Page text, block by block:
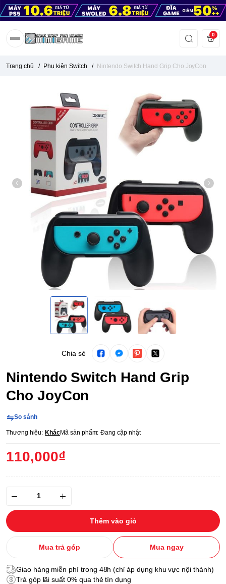
0
Trang chủ / Phụ kiện Switch / Nintendo Switch Hand Grip Cho JoyCon
Chia sẻ
Nintendo Switch Hand Grip
Cho JoyCon
So sánh
Thương hiệu: KhácMã sản phẩm: Đang cập nhật
110,000₫
Thêm vào giỏ
Mua trả góp Mua ngay
Giao hàng miễn phí trong 48h (chỉ áp dụng khu vực nội thành)
Trả góp lãi suất 0% qua thẻ tín dụng